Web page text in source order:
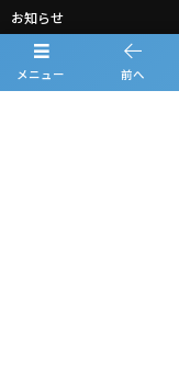
メニュー 前へ
お知らせ
ルーキーリーグ一覧